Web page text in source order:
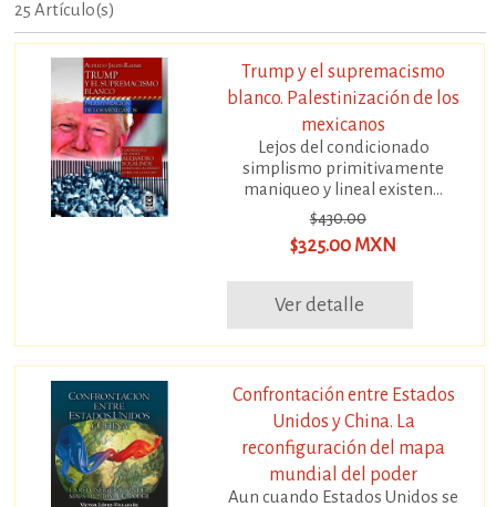
25 Artículo(s)
Trump y el supremacismo
blanco. Palestinización de los
mexicanos
Lejos del condicionado
simplismo primitivamente
maniqueo y lineal existen...
$430.00
$325.00 MXN
Ver detalle
Confrontación entre Estados
Unidos y China. La
reconfiguración del mapa
mundial del poder
Aun cuando Estados Unidos se